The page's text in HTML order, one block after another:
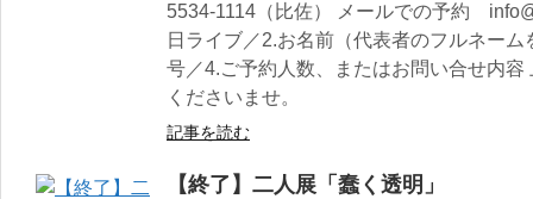
5534-1114（比佐） メールでの予約
日ライブ／2.お名前（代表者のフルネー
号／4.ご予約人数、またはお問い合せ内
くださいませ。
記事を読む
【終了】二人展「蠢く透明」